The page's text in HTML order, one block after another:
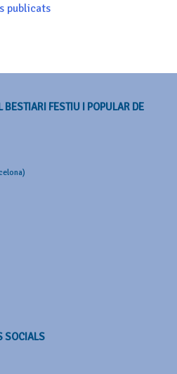
publicats
BESTIARI FESTIU I POPULAR DE
SOCIALS